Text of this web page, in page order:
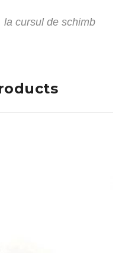
la cursul de schimb